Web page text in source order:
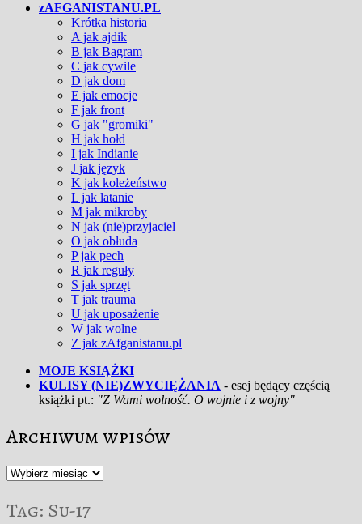
zAFGANISTANU.PL
Krótka historia
A jak ajdik
B jak Bagram
C jak cywile
D jak dom
E jak emocje
F jak front
G jak "gromiki"
H jak hołd
I jak Indianie
J jak język
K jak koleżeństwo
L jak latanie
M jak mikroby
N jak (nie)przyjaciel
O jak obłuda
P jak pech
R jak reguły
S jak sprzęt
T jak trauma
U jak uposażenie
W jak wolne
Z jak zAfganistanu.pl
MOJE KSIĄŻKI
KULISY (NIE)ZWYCIĘŻANIA - esej będący częścią
książki pt.: "Z Wami wolność. O wojnie i z wojny"
Archiwum wpisów
Archiwum
Tag: Su-17